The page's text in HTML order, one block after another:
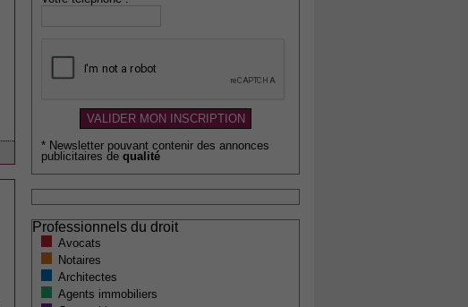
* Newsletter pouvant contenir des annonces
publicitaires de qualité
Professionnels du droit
Avocats
Notaires
Architectes
Agents immobiliers